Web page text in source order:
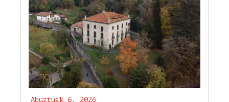
Abuztuak 6, 2026